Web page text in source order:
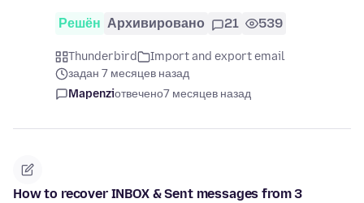
Решён Архивировано 21 539
Thunderbird
Import and export email
задан 7 месяцев назад
Mapenziотвечено7 месяцев назад
How to recover INBOX & Sent messages from 3